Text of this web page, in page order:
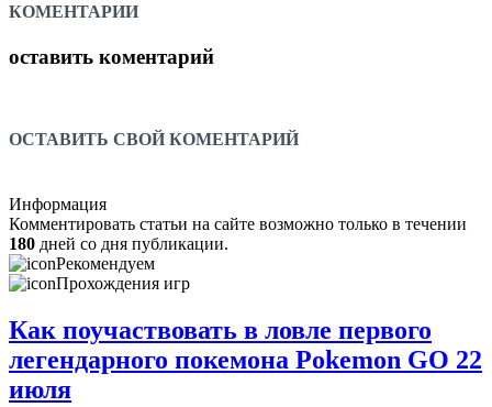
КОМЕНТАРИИ
оставить коментарий
ОСТАВИТЬ СВОЙ КОМЕНТАРИЙ
Информация
Комментировать статьи на сайте возможно только в течении
180 дней со дня публикации.
Рекомендуем
Прохождения игр
Как поучаствовать в ловле первого
легендарного покемона Pokemon GO 22
июля